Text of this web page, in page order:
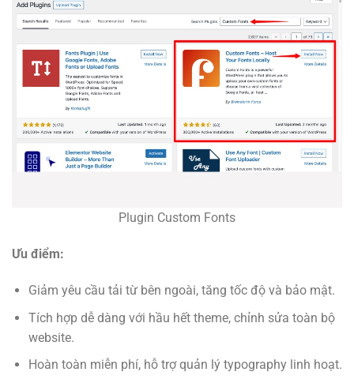
Plugin Custom Fonts
Ưu điểm:
Giảm yêu cầu tải từ bên ngoài, tăng tốc độ và bảo mật.
Tích hợp dễ dàng với hầu hết theme, chỉnh sửa toàn bộ
website.
Hoàn toàn miễn phí, hỗ trợ quản lý typography linh hoạt.